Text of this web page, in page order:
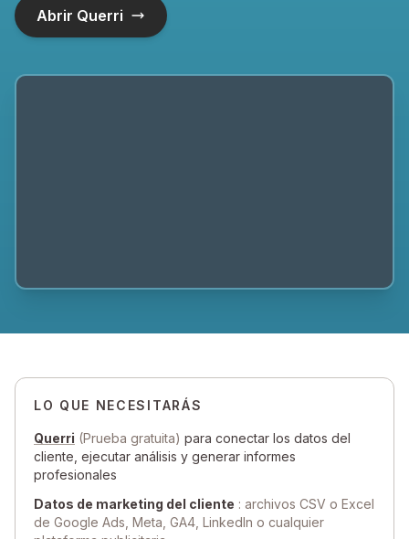
Abrir Querri
LO QUE NECESITARÁS
Querri (Prueba gratuita) para conectar los datos del
cliente, ejecutar análisis y generar informes
profesionales
Datos de marketing del cliente : archivos CSV o Excel
de Google Ads, Meta, GA4, LinkedIn o cualquier